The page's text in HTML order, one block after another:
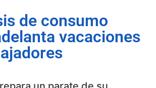
de consumo
vacaciones